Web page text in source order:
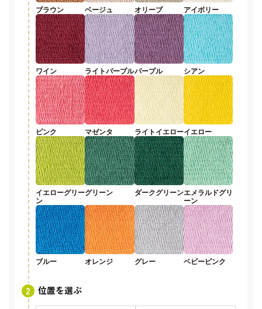
ブラウン ベージュ オリーブ アイボリー
ワイン ライトパープルパープル シアン
ピンク マゼンタ ライトイエローイエロー
イエローグリー
ン
グリーン ダークグリーンエメラルドグリ
ーン
ブルー オレンジ グレー ベビーピンク
位置を選ぶ